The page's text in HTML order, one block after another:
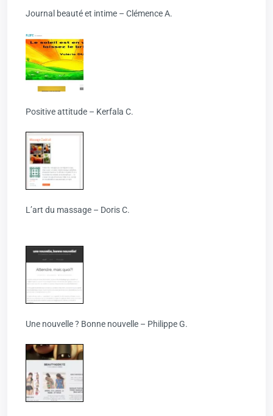
Journal beauté et intime – Clémence A.
Positive attitude – Kerfala C.
L’art du massage – Doris C.
Une nouvelle ? Bonne nouvelle – Philippe G.